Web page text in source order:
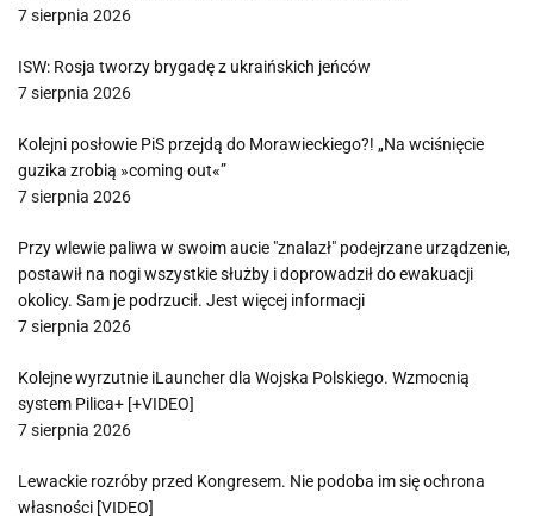
7 sierpnia 2026
ISW: Rosja tworzy brygadę z ukraińskich jeńców
7 sierpnia 2026
Kolejni posłowie PiS przejdą do Morawieckiego?! „Na wciśnięcie
guzika zrobią »coming out«”
7 sierpnia 2026
Przy wlewie paliwa w swoim aucie "znalazł" podejrzane urządzenie,
postawił na nogi wszystkie służby i doprowadził do ewakuacji
okolicy. Sam je podrzucił. Jest więcej informacji
7 sierpnia 2026
Kolejne wyrzutnie iLauncher dla Wojska Polskiego. Wzmocnią
system Pilica+ [+VIDEO]
7 sierpnia 2026
Lewackie rozróby przed Kongresem. Nie podoba im się ochrona
własności [VIDEO]